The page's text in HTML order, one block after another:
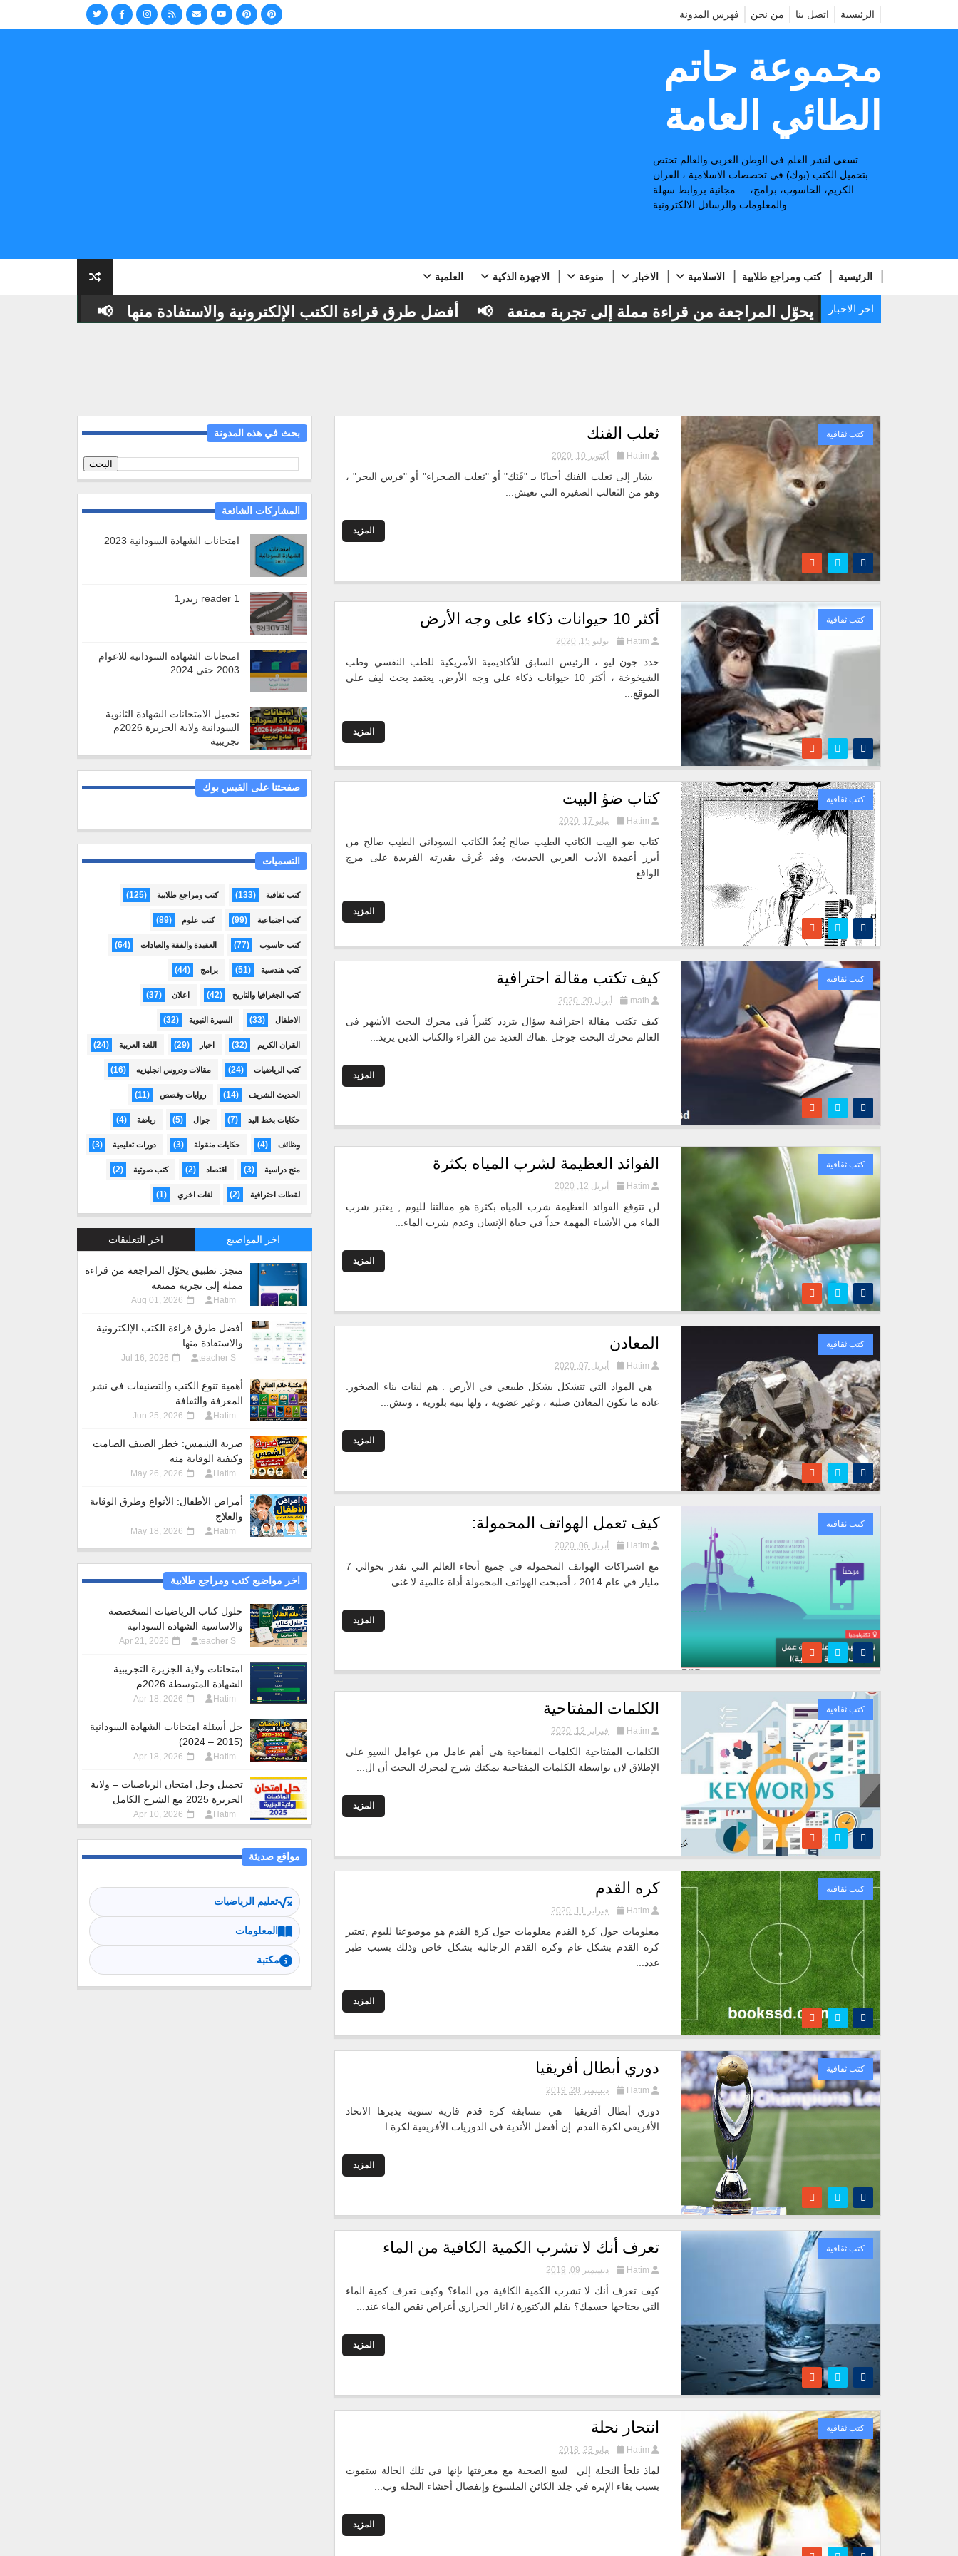
الرئيسية اتصل بنا من نحن فهرس المدونة
مجموعة حاتم
الطائي العامة
تسعى لنشر العلم في الوطن العربي والعالم تختص
بتحميل الكتب (بوك) فى تخصصات الاسلامية ، القران
الكريم، الحاسوب، برامج، ... مجانية بروابط سهلة
والمعلومات والرسائل الالكترونية
الرئيسية كتب ومراجع طلابية الاسلامية الاخبار منوعة الاجهزة الذكية العلمية
اخر الاخبار
منجز: تطبيق يحوّل المراجعة من قراءة مملة إلى تجربة ممتعة 📢 أفضل طرق قراءة الكتب الإلكترونية والاستفادة منها 📢 أهمية تنوع
كتب ثقافية ثعلب الفنك
Hatim أكتوبر 10, 2020
يشار إلى ثعلب الفنك أحيانًا بـ "فَنَك" أو "ثعلب الصحراء" أو "فرس البحر" ،
وهو من الثعالب الصغيرة التي تعيش...
المزيد
كتب ثقافية أكثر 10 حيوانات ذكاء على وجه الأرض
Hatim يوليو 15, 2020
حدد جون ليو ، الرئيس السابق للأكاديمية الأمريكية للطب النفسي وطب
الشيخوخة ، أكثر 10 حيوانات ذكاء على وجه الأرض. يعتمد بحث ليف على
الموقع...
المزيد
كتب ثقافية كتاب ضؤ البيت
Hatim مايو 17, 2020
كتاب ضو البيت الكاتب الطيب صالح يُعدّ الكاتب السوداني الطيب صالح من
أبرز أعمدة الأدب العربي الحديث، وقد عُرف بقدرته الفريدة على مزج
الواقع...
المزيد
كتب ثقافية كيف تكتب مقالة احترافية
math أبريل 20, 2020
كيف تكتب مقالة احترافية سؤال يتردد كثيراً فى محرك البحث الأشهر فى
العالم محرك البحث جوجل :هناك العديد من القراء والكتاب الذين يريد...
المزيد
كتب ثقافية الفوائد العظيمة لشرب المياه بكثرة
Hatim أبريل 12, 2020
لن تتوقع الفوائد العظيمة شرب المياه بكثرة هو مقالتنا لليوم , يعتبر شرب
الماء من الأشياء المهمة جداً في حياة الإنسان وعدم شرب الماء...
المزيد
كتب ثقافية المعادن
Hatim أبريل 07, 2020
هي المواد التي تتشكل بشكل طبيعي في الأرض . هم لبنات بناء الصخور.
عادة ما تكون المعادن صلبة ، وغير عضوية ، ولها بنية بلورية ، وتتش...
المزيد
كتب ثقافية كيف تعمل الهواتف المحمولة:
Hatim أبريل 06, 2020
مع اشتراكات الهواتف المحمولة في جميع أنحاء العالم التي تقدر بحوالي 7
مليار في عام 2014 ، أصبحت الهواتف المحمولة أداة عالمية لا غنى ...
المزيد
كتب ثقافية الكلمات المفتاحية
Hatim فبراير 12, 2020
الكلمات المفتاحية الكلمات المفتاحية هي أهم عامل من عوامل السيو على
الإطلاق لان بواسطة الكلمات المفتاحية يمكنك شرح لمحرك البحث أن ال...
المزيد
كتب ثقافية كره القدم
Hatim فبراير 11, 2020
معلومات حول كرة القدم معلومات حول كرة القدم هو موضوعنا لليوم ,تعتبر
كرة القدم بشكل عام وكرة القدم الرجالية بشكل خاص وذلك بسبب طبر
عدد...
المزيد
كتب ثقافية دوري أبطال أفريقيا
Hatim ديسمبر 28, 2019
دوري أبطال أفريقيا هي مسابقة كرة قدم قارية سنوية يديرها الاتحاد
الأفريقي لكرة القدم. إن أفضل الأندية في الدوريات الأفريقية لكرة ا...
المزيد
كتب ثقافية تعرف أنك لا تشرب الكمية الكافية من الماء
Hatim ديسمبر 09, 2019
كيف تعرف أنك لا تشرب الكمية الكافية من الماء؟ وكيف تعرف كمية الماء
التي يحتاجها جسمك؟ بقلم الدكتورة / اثار الحرازي أعراض نقص الماء عند...
المزيد
كتب ثقافية انتحار نحلة
Hatim مايو 23, 2018
لماذ تلجأ النحلة إلي لسع الضحية مع معرفتها بإنها في تلك الحالة ستموت
بسبب بقاء الإبرة في جلد الكائن الملسوع وإنفصال أحشاء النحلة وب...
المزيد
بحث في هذه المدونة
المشاركات الشائعة
امتحانات الشهادة السودانية 2023
reader 1 ريدر1
امتحانات الشهادة السودانية للاعوام
2003 حتى 2024
تحميل الامتحانات الشهادة الثانوية
السودانية ولاية الجزيرة 2026م
تجريبية
صفحتنا على الفيس بوك
التسميات
كتب ثقافية (133) كتب ومراجع طلابية (125)
كتب اجتماعية (99) كتب علوم (89)
كتب حاسوب (77) العقيدة والفقة والعبادات (64)
كتب هندسية (51) برامج (44)
كتب الجغرافيا والتاريخ (42) اعلان (37)
الاطفال (33) السيرة النبوية (32)
القران الكريم (32) اخبار (29) اللغة العربية (24)
كتب الرياضيات (24) مقالات ودروس انجليزيه (16)
الحديث الشريف (14) روايات وقصص (11)
حكايات بخط اليد (7) جوال (5) رياضة (4)
وظائف (4) حكايات منقولة (3) دورات تعليمية (3)
منح دراسية (3) اقتصاد (2) كتب صوتية (2)
لقطات احترافية (2) لغات اخري (1)
اخر المواضيع اخر التعليقات
منجز: تطبيق يحوّل المراجعة من قراءة
مملة إلى تجربة ممتعة
Hatim
Aug 01, 2026
أفضل طرق قراءة الكتب الإلكترونية
والاستفادة منها
teacher S
Jul 16, 2026
أهمية تنوع الكتب والتصنيفات في نشر
المعرفة والثقافة
Hatim
Jun 25, 2026
ضربة الشمس: خطر الصيف الصامت
وكيفية الوقاية منه
Hatim
May 26, 2026
أمراض الأطفال: الأنواع وطرق الوقاية
والعلاج
Hatim
May 18, 2026
اخر مواضيع كتب ومراجع طلابية
حلول كتاب الرياضيات المتخصصة
والاساسية الشهادة السودانية
teacher S
Apr 21, 2026
امتحانات ولاية الجزيرة التجريبية
الشهادة المتوسطة 2026م
Hatim
Apr 18, 2026
حل أسئلة امتحانات الشهادة السودانية
(2015 – 2024)
Hatim
Apr 18, 2026
تحميل وحل امتحان الرياضيات – ولاية
الجزيرة 2025 مع الشرح الكامل
Hatim
Apr 10, 2026
مواقع صديثة
تعليم الرياضيات
المعلومات
مكتبة